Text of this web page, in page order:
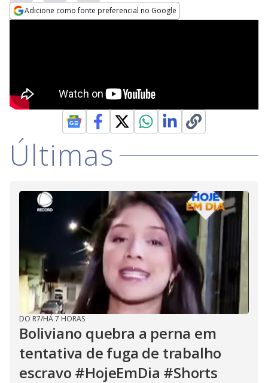
Adicione como fonte preferencial no Google
Últimas
DO R7/HÁ 7 HORAS
Boliviano quebra a perna em
tentativa de fuga de trabalho
escravo #HojeEmDia #Shorts